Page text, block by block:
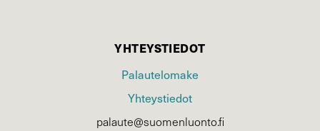
YHTEYSTIEDOT
Palautelomake
Yhteystiedot
palaute@suomenluonto.fi